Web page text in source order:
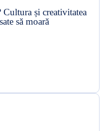
și creativitatea
să moară